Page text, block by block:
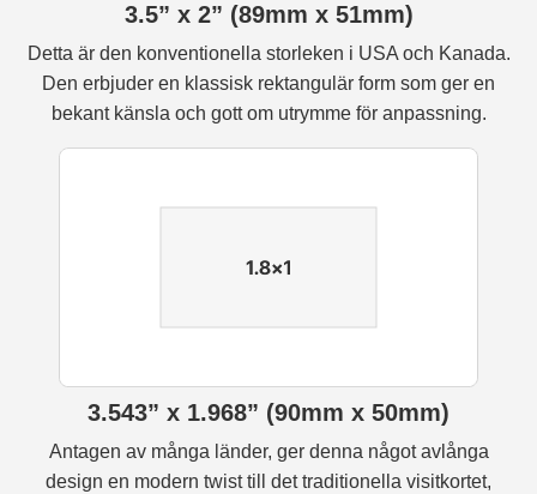
3.5” x 2” (89mm x 51mm)
Detta är den konventionella storleken i USA och Kanada.
Den erbjuder en klassisk rektangulär form som ger en
bekant känsla och gott om utrymme för anpassning.
3.543” x 1.968” (90mm x 50mm)
Antagen av många länder, ger denna något avlånga
design en modern twist till det traditionella visitkortet,